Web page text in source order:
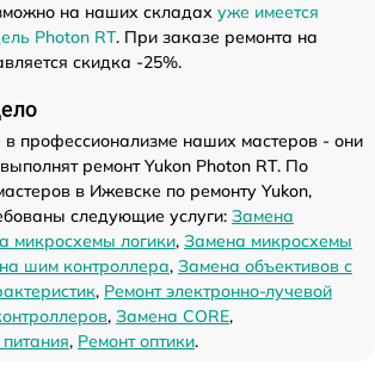
на наших складах уже имеется
Photon RT. При заказе ремонта на
скидка -25%.
профессионализме наших мастеров - они
ремонт Yukon Photon RT. По
в Ижевске по ремонту Yukon,
следующие услуги: Замена
микросхемы логики, Замена микросхемы
шим контроллера, Замена объективов с
, Ремонт электронно-лучевой
, Замена CORE,
, Ремонт оптики.